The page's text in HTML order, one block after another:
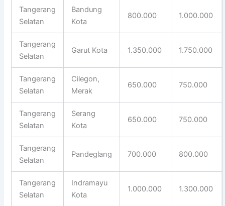
Tangerang
Selatan
Bandung
Kota
800.000 1.000.000
Tangerang
Selatan
Garut Kota 1.350.000 1.750.000
Tangerang
Selatan
Cilegon,
Merak
650.000 750.000
Tangerang
Selatan
Serang
Kota
650.000 750.000
Tangerang
Selatan
Pandeglang 700.000 800.000
Tangerang
Selatan
Indramayu
Kota
1.000.000 1.300.000